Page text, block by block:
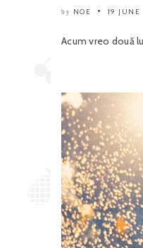
by NOE 19 JUNE
Acum vreo două